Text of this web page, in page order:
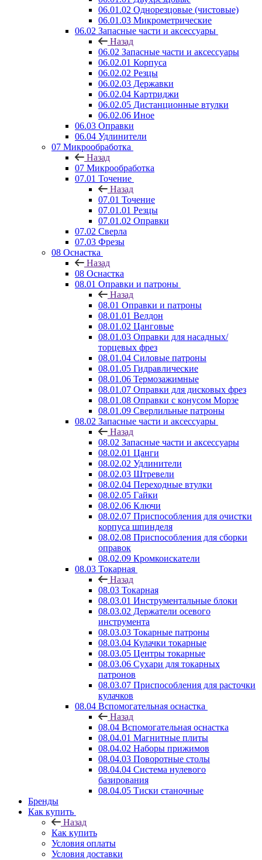
06.01.02 Однорезцовые (чистовые)
06.01.03 Микрометрические
06.02 Запасные части и аксессуары
Назад
06.02 Запасные части и аксессуары
06.02.01 Корпуса
06.02.02 Резцы
06.02.03 Державки
06.02.04 Картриджи
06.02.05 Дистанционные втулки
06.02.06 Иное
06.03 Оправки
06.04 Удлинители
07 Микрообработка
Назад
07 Микрообработка
07.01 Точение
Назад
07.01 Точение
07.01.01 Резцы
07.01.02 Оправки
07.02 Сверла
07.03 Фрезы
08 Оснастка
Назад
08 Оснастка
08.01 Оправки и патроны
Назад
08.01 Оправки и патроны
08.01.01 Велдон
08.01.02 Цанговые
08.01.03 Оправки для насадных/
торцевых фрез
08.01.04 Силовые патроны
08.01.05 Гидравлические
08.01.06 Термозажимные
08.01.07 Оправки для дисковых фрез
08.01.08 Оправки с конусом Морзе
08.01.09 Сверлильные патроны
08.02 Запасные части и аксессуары
Назад
08.02 Запасные части и аксессуары
08.02.01 Цанги
08.02.02 Удлинители
08.02.03 Штревели
08.02.04 Переходные втулки
08.02.05 Гайки
08.02.06 Ключи
08.02.07 Приспособления для очистки
корпуса шпинделя
08.02.08 Приспособления для сборки
оправок
08.02.09 Кромкоискатели
08.03 Токарная
Назад
08.03 Токарная
08.03.01 Инструментальные блоки
08.03.02 Держатели осевого
инструмента
08.03.03 Токарные патроны
08.03.04 Кулачки токарные
08.03.05 Центры токарные
08.03.06 Сухари для токарных
патронов
08.03.07 Приспособления для расточки
кулачков
08.04 Вспомогательная оснастка
Назад
08.04 Вспомогательная оснастка
08.04.01 Магнитные плиты
08.04.02 Наборы прижимов
08.04.03 Поворотные столы
08.04.04 Система нулевого
базирования
08.04.05 Тиски станочные
Бренды
Как купить
Назад
Как купить
Условия оплаты
Условия доставки